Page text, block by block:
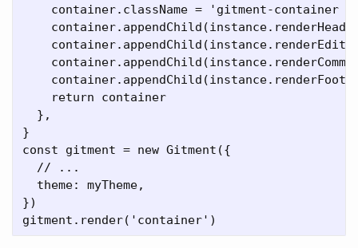
container.className = 'gitment-container
    return container
  },
}
const gitment = new Gitment({
  // ...
  theme: myTheme,
})